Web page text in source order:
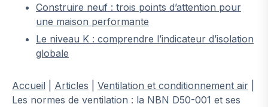
Construire neuf : trois points d’attention pour
une maison performante
Le niveau K : comprendre l’indicateur d’isolation
globale
Accueil Articles Ventilation et conditionnement air
Les normes de ventilation : la NBN D50-001 et ses